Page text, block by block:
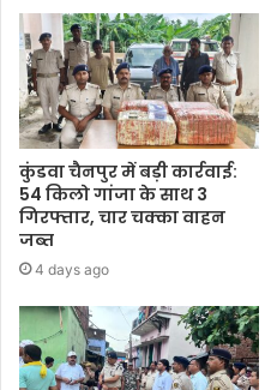
कुंडवा चैनपुर में बड़ी कार्रवाई:
54 किलो गांजा के साथ 3
गिरफ्तार, चार चक्का वाहन
जब्त
4 days ago